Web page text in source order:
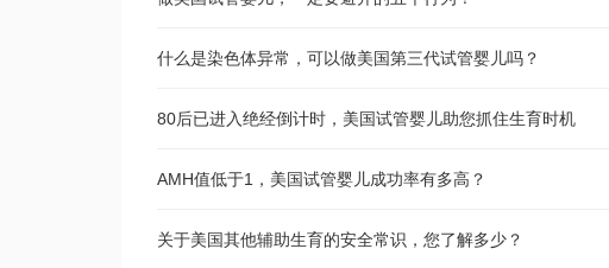
什么是染色体异常，可以做美国第三代试管婴儿吗？
80后已进入绝经倒计时，美国试管婴儿助您抓住生育时机
AMH值低于1，美国试管婴儿成功率有多高？
关于美国其他辅助生育的安全常识，您了解多少？